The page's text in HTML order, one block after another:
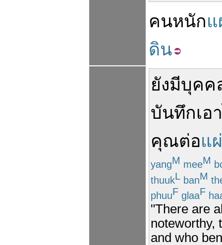
คนหนัก
ดิน
ยังมีบุคค
บันทึกเอ
คุณต่อแ
yangM meeM
thuukL banM
phuuF glaaF
"There are
noteworthy,
and who